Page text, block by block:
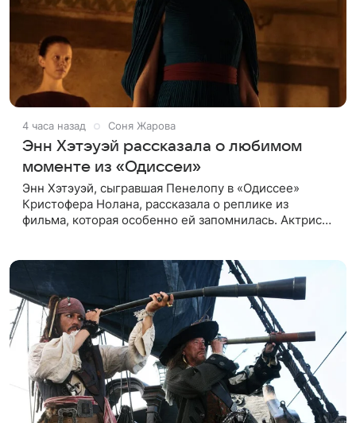
4 часа назад Соня Жарова
Энн Хэтэуэй рассказала о любимом
моменте из «Одиссеи»
Энн Хэтэуэй, сыгравшая Пенелопу в «Одиссее»
Кристофера Нолана, рассказала о реплике из
фильма, которая особенно ей запомнилась. Актриса